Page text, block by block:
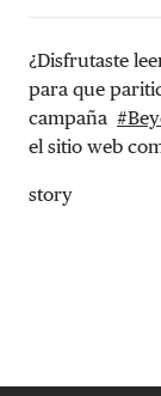
¿Disfrutaste
para que
campaña
el sitio web
story